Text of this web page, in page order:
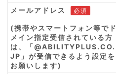
メールアドレス 必須
(携帯やスマートフォン等でド
メイン指定受信されている方
は、「@ABILITYPLUS.CO.
JP」が受信できるよう設定を
お願いします)